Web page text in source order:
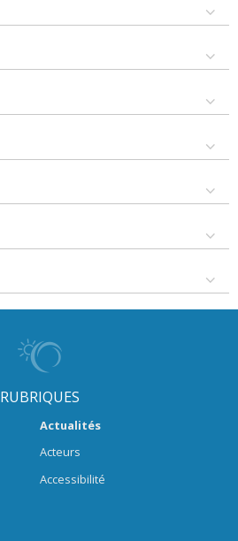
RUBRIQUES
Actualités
Acteurs
Accessibilité